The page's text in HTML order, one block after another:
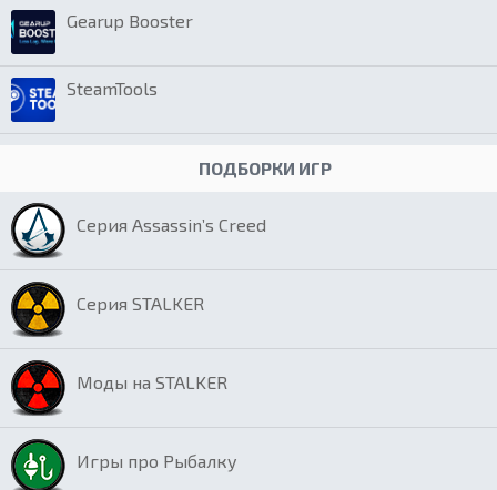
Gearup Booster
SteamTools
ПОДБОРКИ ИГР
Серия Assassin’s Creed
Серия STALKER
Моды на STALKER
Игры про Рыбалку